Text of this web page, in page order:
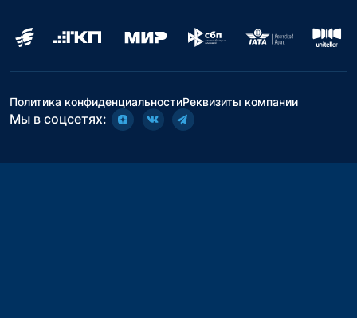
Политика конфиденциальностиРеквизиты компании
Мы в соцсетях: